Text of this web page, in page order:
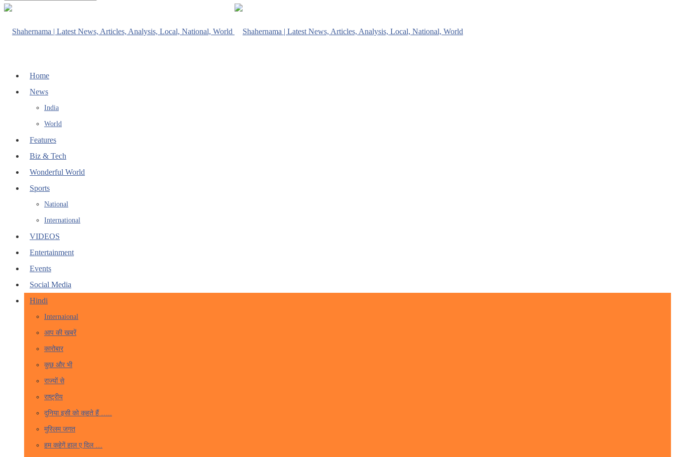
Home
News
India
World
Features
Biz & Tech
Wonderful World
Sports
National
International
VIDEOS
Entertainment
Events
Social Media
Hindi
Internaional
आप की खबरें
कारोबार
कुछ और भी
राज्यों से
राष्ट्रीय
दुनिया इसी को कहते हैं …..
मुस्लिम जगत
हम कहेगें हाल ए दिल …